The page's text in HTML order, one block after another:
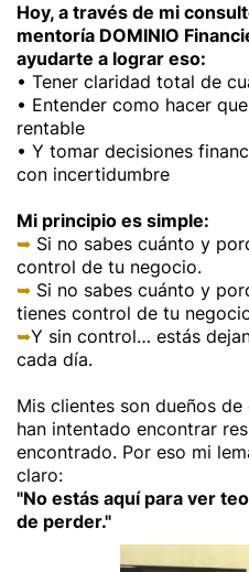
Hoy, a través de mi
mentoría DOMINIO
ayudarte a lograr eso:
• Tener claridad total de
• Entender como hacer
rentable
• Y tomar decisiones
con incertidumbre
Mi principio es simple:
➥ Si no sabes cuánto y
control de tu negocio.
➥ Si no sabes cuánto y
tienes control de tu
➥Y sin control… estás
cada día.
Mis clientes son dueños
han intentado encontrar
encontrado. Por eso mi
claro:
"No estás aquí para ver
de perder."